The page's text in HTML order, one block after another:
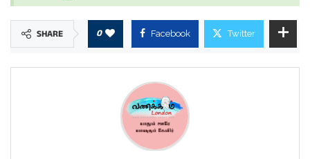
SHARE 0 Facebook Twitter